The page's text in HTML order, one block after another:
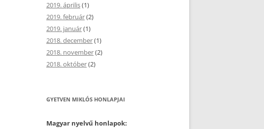
2019. április(1)
2019. február(2)
2019. január(1)
2018. december(1)
2018. november(2)
2018. október(2)
GYETVEN MIKLÓS HONLAPJAI
Magyar nyelvű honlapok: